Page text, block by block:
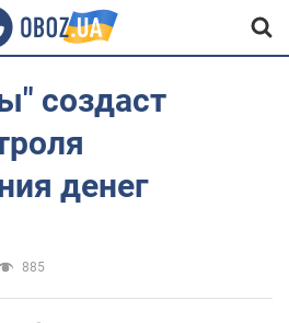
создаст
денег
885